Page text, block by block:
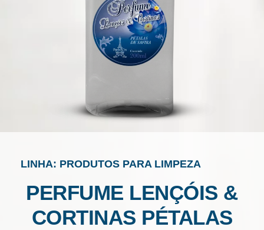
LINHA: PRODUTOS PARA LIMPEZA
PERFUME LENÇÓIS &
CORTINAS PÉTALAS